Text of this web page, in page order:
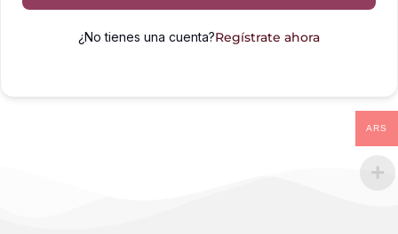
¿No tienes una cuenta?Regístrate ahora
ARS